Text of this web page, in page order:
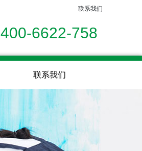
联系我们
400-6622-758
联系我们